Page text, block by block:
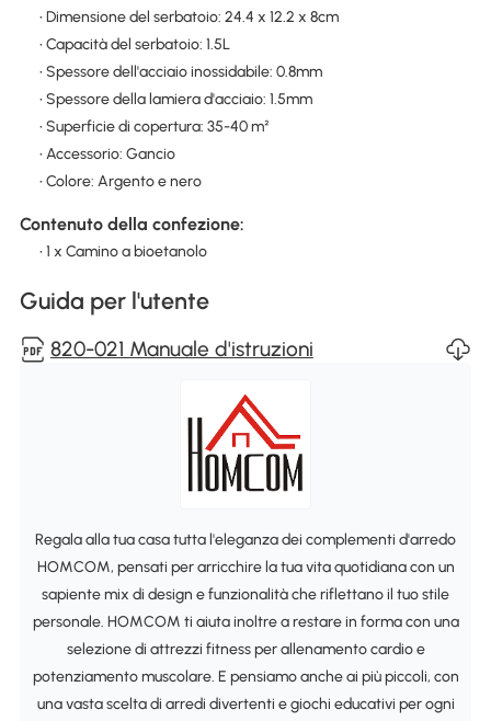
• Dimensione del serbatoio: 24.4 x 12.2 x 8cm
• Capacità del serbatoio: 1.5L
• Spessore dell'acciaio inossidabile: 0.8mm
• Spessore della lamiera d'acciaio: 1.5mm
• Superficie di copertura: 35-40 m²
• Accessorio: Gancio
• Colore: Argento e nero
Contenuto della confezione:
• 1 x Camino a bioetanolo
Guida per l'utente
820-021 Manuale d'istruzioni
Regala alla tua casa tutta l'eleganza dei complementi d'arredo
HOMCOM, pensati per arricchire la tua vita quotidiana con un
sapiente mix di design e funzionalità che riflettano il tuo stile
personale. HOMCOM ti aiuta inoltre a restare in forma con una
selezione di attrezzi fitness per allenamento cardio e
potenziamento muscolare. E pensiamo anche ai più piccoli, con
una vasta scelta di arredi divertenti e giochi educativi per ogni